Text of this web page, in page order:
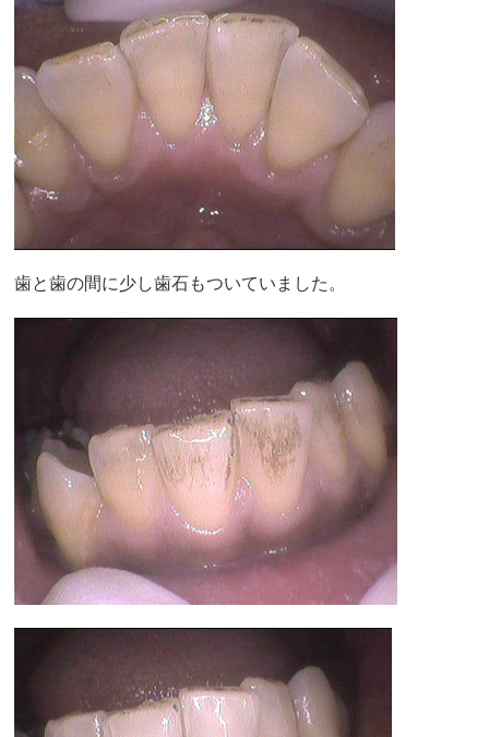
歯と歯の間に少し歯石もついていました。